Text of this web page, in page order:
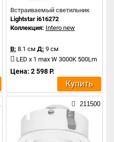
Встраиваемый светильник
Lightstar i616272
Коллекция: Intero new
В: 8.1 см Д: 9 см
LED x 1 max W 3000K 500Lm
Цена: 2 598 Р.
Купить
211500